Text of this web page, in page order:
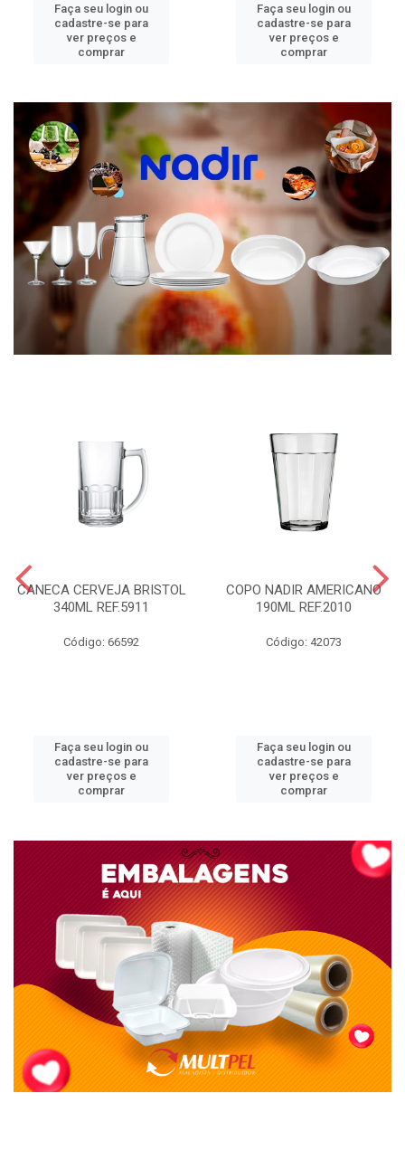
Faça seu login ou
cadastre-se para
ver preços e
comprar
Faça seu login ou
cadastre-se para
ver preços e
comprar
CANECA CERVEJA BRISTOL
340ML REF.5911
Código: 66592
Faça seu login ou
cadastre-se para
ver preços e
comprar
COPO NADIR AMERICANO
190ML REF.2010
Código: 42073
Faça seu login ou
cadastre-se para
ver preços e
comprar